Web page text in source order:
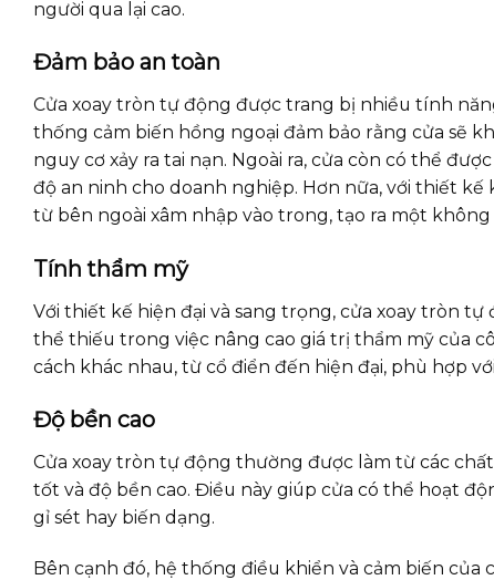
người qua lại cao.
Đảm bảo an toàn
Cửa xoay tròn tự động được trang bị nhiều tính
thống cảm biến hồng ngoại đảm bảo rằng cửa sẽ
nguy cơ xảy ra tai nạn. Ngoài ra, cửa còn có thể
độ an ninh cho doanh nghiệp. Hơn nữa, với thiết
từ bên ngoài xâm nhập vào trong, tạo ra một
Tính thẩm mỹ
Với thiết kế hiện đại và sang trọng, cửa xoay tròn
thể thiếu trong việc nâng cao giá trị thẩm mỹ của
cách khác nhau, từ cổ điển đến hiện đại, phù hợp
Độ bền cao
Cửa xoay tròn tự động thường được làm từ các
tốt và độ bền cao. Điều này giúp cửa có thể hoạt
gỉ sét hay biến dạng.
Bên cạnh đó, hệ thống điều khiển và cảm biến